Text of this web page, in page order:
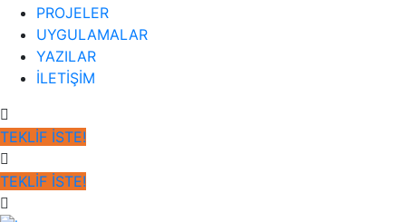
PROJELER
UYGULAMALAR
YAZILAR
İLETİŞİM
TEKLİF İSTE!
TEKLİF İSTE!